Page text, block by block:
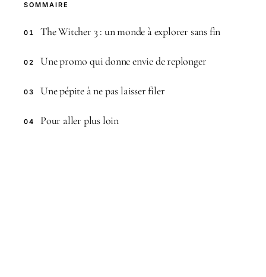
SOMMAIRE
01 The Witcher 3 : un monde à explorer sans fin
02 Une promo qui donne envie de replonger
03 Une pépite à ne pas laisser filer
04 Pour aller plus loin